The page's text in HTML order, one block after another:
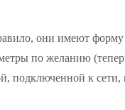
они имеют
по желанию
подключенной к сети,